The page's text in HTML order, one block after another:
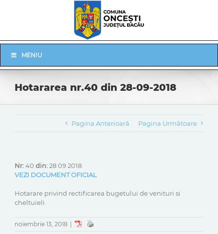
Navigation
MENIU
Hotararea nr.40 din 28-09-2018
Pagina Anterioară Pagina Următoare
Nr:40 din:28 09 2018
VEZI DOCUMENT OFICIAL
Hotarare privind rectificarea bugetului de venituri si
cheltuieli
noiembrie 13, 2018